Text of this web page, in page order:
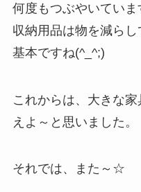
何度もつぶやいてい
収納用品は物を減らし
基本ですね(^_^;)
これからは、大きな
えよ～と思いました。
それでは、また～☆